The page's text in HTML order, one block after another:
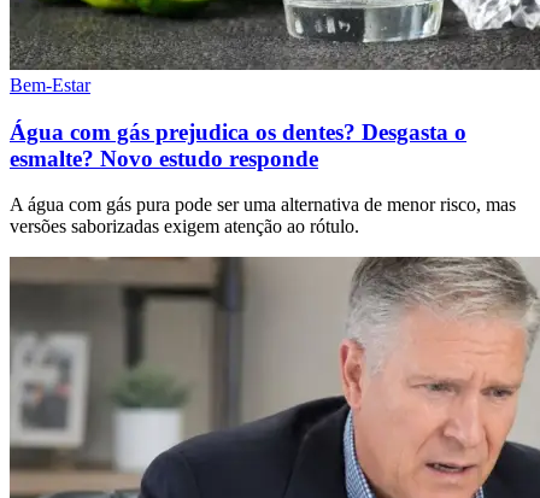
Bem-Estar
Água com gás prejudica os dentes? Desgasta o
esmalte? Novo estudo responde
A água com gás pura pode ser uma alternativa de menor risco, mas
versões saborizadas exigem atenção ao rótulo.